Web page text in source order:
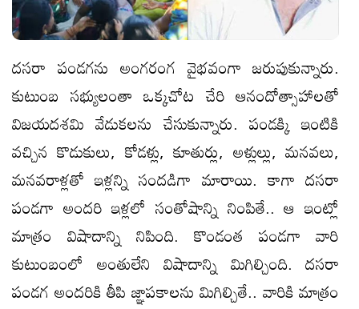
దసరా పండగను అంగరంగ వైభవంగా జరుపుకున్నారు.
కుటుంబ సభ్యులంతా ఒక్కచోట చేరి ఆనందోత్సాహాలతో
విజయదశమి వేడుకలను చేసుకున్నారు. పండక్కి ఇంటికి
వచ్చిన కొడుకులు, కోడళ్లు, కూతుర్లు, అళ్లుల్లు, మనవలు,
మనవరాళ్లతో ఇళ్లన్ని సందడిగా మారాయి. కాగా దసరా
పండగా అందరి ఇళ్లలో సంతోషాన్ని నింపితే.. ఆ ఇంట్లో
మాత్రం విషాదాన్ని నిపింది. కొండంత పండగా వారి
కుటుంబంలో అంతులేని విషాదాన్ని మిగిల్చింది. దసరా
పండగ అందరికి తీపి జ్ఞాపకాలను మిగిల్చితే.. వారికి మాత్రం